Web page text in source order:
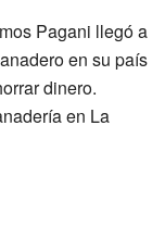
Pagani llegó a
en su país
dinero.
en La